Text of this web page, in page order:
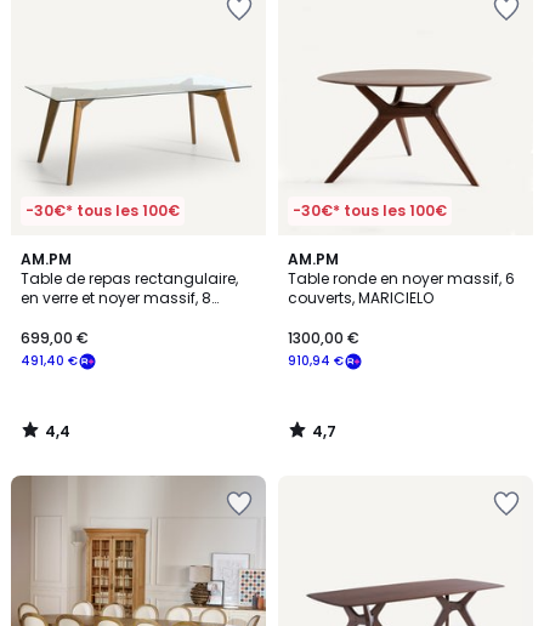
-30€* tous les 100€
AM.PM
Table de repas rectangulaire,
en verre et noyer massif, 8
491,40 €
699,00 €
4,4
/ 5
4,4
/
-30€* tous les 100€
AM.PM
Table ronde en noyer massif, 6
couverts, MARICIELO
910,94 €
1300,00 €
4,7
/ 5
4,7
/